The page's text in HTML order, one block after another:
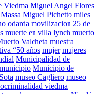
Viedma Miguel Angel Flores
Miguel Pichetto miles
odarda movilizacion 25 de
muerte en villa lynch muerto
Valcheta muestra
“50 años mujer mujeres
Municipalidad de
municipio Municipio de
museo Cagliero museo
viedma